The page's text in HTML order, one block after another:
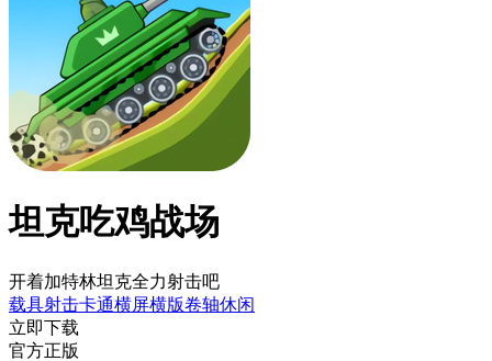
坦克吃鸡战场
开着加特林坦克全力射击吧
载具射击卡通横屏横版卷轴休闲
立即下载
官方正版